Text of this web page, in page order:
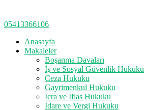
05413366106
Anasayfa
Makaleler
Boşanma Davaları
İş ve Sosyal Güvenlik Hukuku
Ceza Hukuku
Gayrimenkul Hukuku
İcra ve İflas Hukuku
İdare ve Vergi Hukuku